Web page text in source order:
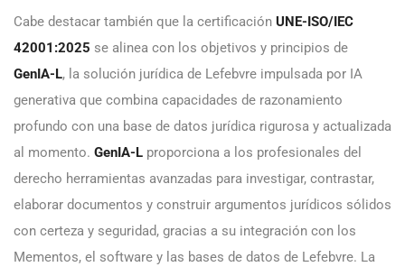
Cabe destacar también que la certificación UNE-ISO/IEC
42001:2025 se alinea con los objetivos y principios de
GenIA-L, la solución jurídica de Lefebvre impulsada por IA
generativa que combina capacidades de razonamiento
profundo con una base de datos jurídica rigurosa y actualizada
al momento. GenIA-L proporciona a los profesionales del
derecho herramientas avanzadas para investigar, contrastar,
elaborar documentos y construir argumentos jurídicos sólidos
con certeza y seguridad, gracias a su integración con los
Mementos, el software y las bases de datos de Lefebvre. La